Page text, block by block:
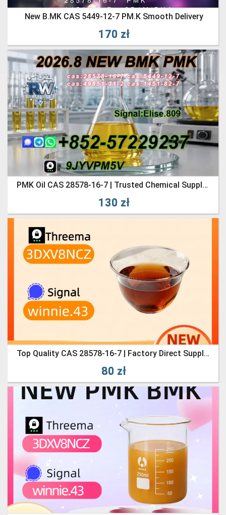
New B.MK CAS 5449-12-7 PM.K Smooth Delivery
170 zł
PMK Oil CAS 28578-16-7 | Trusted Chemical Supply Partner
130 zł
Top Quality CAS 28578-16-7 | Factory Direct Supply | High Purity 99% Guaranteed
80 zł